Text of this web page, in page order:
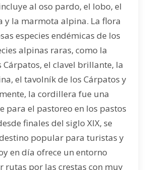
al oso pardo, el lobo, el
y la marmota alpina. La flora
especies endémicas de los
alpinas raras, como la
el clavel brillante, la
el tavolník de los Cárpatos y
la cordillera fue una
para el pastoreo en los pastos
finales del siglo XIX, se
popular para turistas y
en día ofrece un entorno
rutas por las crestas con muy